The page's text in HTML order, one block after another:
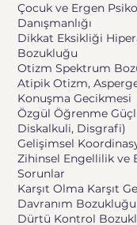
Çocuk ve Ergen
Danışmanlığı
Dikkat Eksikliği
Bozukluğu
Otizm Spektrum
Atipik Otizm,
Konuşma Gecikmesi
Özgül Öğrenme
Diskalkuli, Disgrafi)
Gelişimsel
Zihinsel Engellilik ve
Sorunlar
Karşıt Olma Karşıt
Davranım Bozukluğu
Dürtü Kontrol